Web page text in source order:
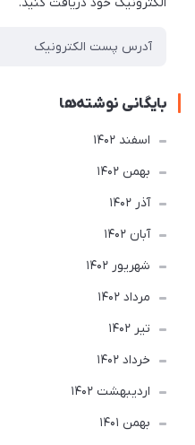
بایگانی نوشته‌ها
اسفند 1402
بهمن 1402
آذر 1402
آبان 1402
شهریور 1402
مرداد 1402
تير 1402
خرداد 1402
ارديبهشت 1402
بهمن 1401